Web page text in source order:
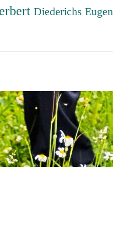
Diederichs Eugen